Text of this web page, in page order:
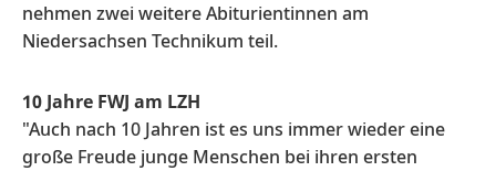
nehmen zwei weitere Abiturientinnen am
Niedersachsen Technikum teil.
10 Jahre FWJ am LZH
"Auch nach 10 Jahren ist es uns immer wieder eine
große Freude junge Menschen bei ihren ersten